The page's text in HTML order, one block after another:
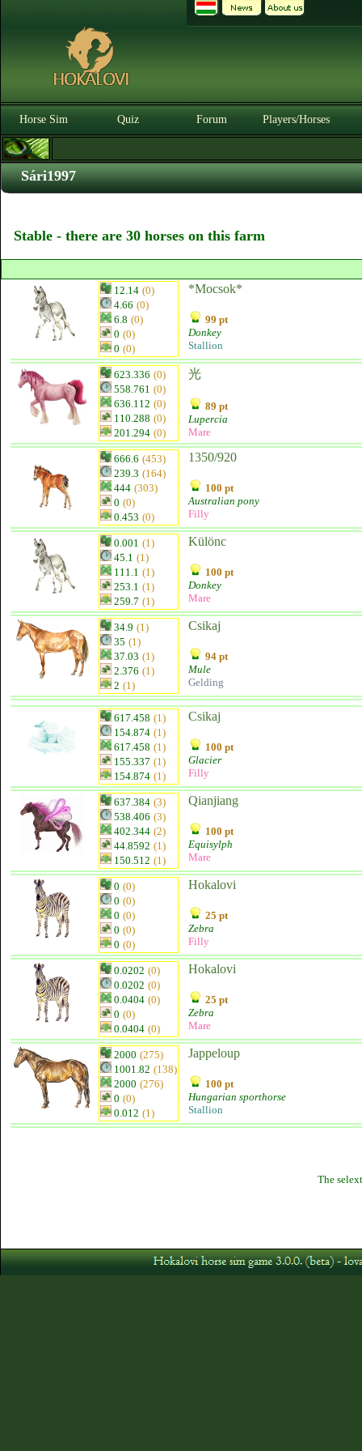
Horse Sim Quiz Forum Players/Horses
Sári1997
Stable - there are 30 horses on this farm
12.14 (0)
4.66 (0)
6.8 (0)
0 (0)
0 (0)
*Mocsok*
99 pt
Donkey
Stallion
623.336 (0)
558.761 (0)
636.112 (0)
110.288 (0)
201.294 (0)
光
89 pt
Lupercia
Mare
666.6 (453)
239.3 (164)
444 (303)
0 (0)
0.453 (0)
1350/920
100 pt
Australian pony
Filly
0.001 (1)
45.1 (1)
111.1 (1)
253.1 (1)
259.7 (1)
Különc
100 pt
Donkey
Mare
34.9 (1)
35 (1)
37.03 (1)
2.376 (1)
2 (1)
Csikaj
94 pt
Mule
Gelding
617.458 (1)
154.874 (1)
617.458 (1)
155.337 (1)
154.874 (1)
Csikaj
100 pt
Glacier
Filly
637.384 (3)
538.406 (3)
402.344 (2)
44.8592 (1)
150.512 (1)
Qianjiang
100 pt
Equisylph
Mare
0 (0)
0 (0)
0 (0)
0 (0)
0 (0)
Hokalovi
25 pt
Zebra
Filly
0.0202 (0)
0.0202 (0)
0.0404 (0)
0 (0)
0.0404 (0)
Hokalovi
25 pt
Zebra
Mare
2000 (275)
1001.82 (138)
2000 (276)
0 (0)
0.012 (1)
Jappeloup
100 pt
Hungarian sporthorse
Stallion
The